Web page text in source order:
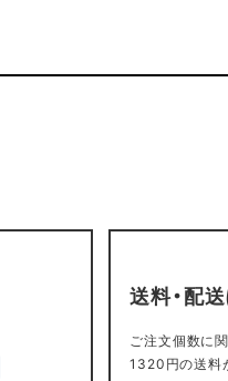
送料・配
ご注文個数に
1320円の送料